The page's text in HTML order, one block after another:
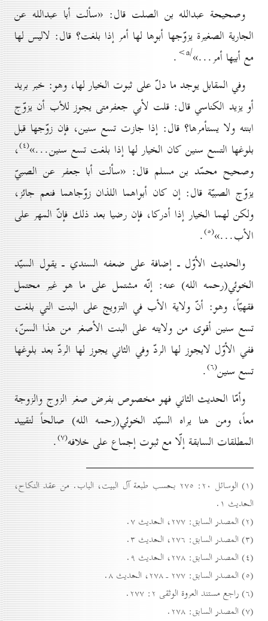
وصحيحة عبدالله بن الصلت قال: «سألت أبا عبدالله عن
الجارية الصغيرة يزوّجها أبوها لها أمر إذا بلغت؟ قال: لاليس لها
مع أبيها أمر...»/a>
.
وفي المقابل يوجد ما دلّ على ثبوت الخيار لها، وهو: خبر بريد
أو يزيد الكناسي قال: قلت لأبي جعفرمتى يجوز للأب أن يزوّج
ابنته ولا يستأمرها؟ قال: إذا جازت تسع سنين، فإن زوّجها قبل
بلوغها التسع سنين كان الخيار لها إذا بلغت تسع سنين...»(٤) ،
وصحيح محمّد بن مسلم قال: «سألت أبا جعفر عن الصبيّ
يزوّج الصبيّة قال: إن كان أبواهما اللذان زوّجاهما فنعم جائز،
ولكن لهما الخيار إذا أدركا، فإن رضيا بعد ذلك فإنّ المهر على
الأب...»(٥) .
والحديث الأوّل ـ إضافة على ضعفه السندي ـ يقول السيّد
الخوئي(رحمه الله) عنه: إنّه مشتمل على ما هو غير محتمل
فقهيّاً، وهو: أنّ ولاية الأب في التزويج على البنت التي بلغت
تسع سنين أقوى من ولايته على البنت الأصغر من هذا السنّ،
ففي الأوّل لايجوز لها الردّ وفي الثاني يجوز لها الردّ بعد بلوغها
تسع سنين(٦) .
وأمّا الحديث الثاني فهو مخصوص بفرض صغر الزوج والزوجة
معاً، ومن هنا يراه السيّد الخوئي(رحمه الله) صالحاً لتقييد
المطلقات السابقة إلّا مع ثبوت إجماع على خلافه(۷) .
(۱) الوسائل ۲٠: ۲۷٥ بحسب طبعة آل البيت، الباب. من عقد النكاح،
الحديث ۱.
(۲) المصدر السابق: ۲۷۷، الحديث ۷.
(۳) المصدر السابق: ۲۷٦، الحديث ۳.
(٤) المصدر السابق: ۲۷۸، الحديث ۹.
(٥) المصدر السابق: ۲۷۷ ـ ۲۷۸، الحديث ۸.
(٦) راجع مستند العروة الوثقى ۲: ۲۷۷.
(۷) المصدر السابق: ۲۷۸.